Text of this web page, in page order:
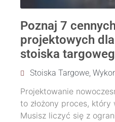
Poznaj 7
projektowych
stoiska
Stoiska Targowe,
Projektowanie
to złożony proces, który
Musisz liczyć się z